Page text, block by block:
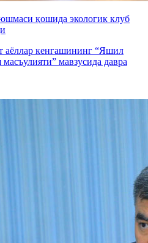
қошида экологик клуб
кенгашининг “Яшил
мавзусида давра